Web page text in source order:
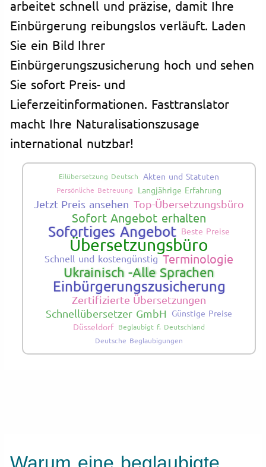
arbeitet schnell und präzise, damit Ihre
Einbürgerung reibungslos verläuft. Laden
Sie ein Bild Ihrer
Einbürgerungszusicherung hoch und sehen
Sie sofort Preis- und
Lieferzeitinformationen. Fasttranslator
macht Ihre Naturalisationszusage
international nutzbar!
Eilübersetzung Deutsch Akten und Statuten
Persönliche Betreuung Langjährige Erfahrung
Jetzt Preis ansehen Top-Übersetzungsbüro
Sofort Angebot erhalten
Sofortiges Angebot Beste Preise
Übersetzungsbüro
Schnell und kostengünstig Terminologie
Ukrainisch -Alle Sprachen
Einbürgerungszusicherung
Zertifizierte Übersetzungen
Schnellübersetzer GmbH
Günstige Preise
Düsseldorf Beglaubigt f. Deutschland
Deutsche Beglaubigungen